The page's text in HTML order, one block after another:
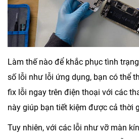
Làm thế nào để khắc phục tình
số lỗi như lỗi ứng dụng, bạn có thể
fix lỗi ngay trên điện thoại với các
này giúp bạn tiết kiệm được cả thời
Tuy nhiên, với các lỗi như vỡ màn